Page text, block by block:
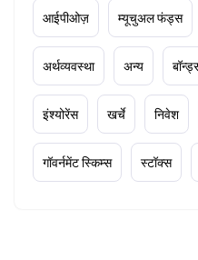
आईपीओज़ म्यूचुअल फंड्स
अर्थव्यवस्था अन्य
इंश्योरेंस खर्चे निवेश
गॉवर्नमेंट स्किम्स स्टॉक्स